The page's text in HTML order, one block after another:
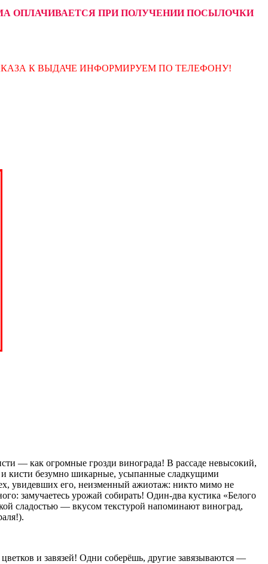
ОПЛАЧИВАЕТСЯ ПРИ ПОЛУЧЕНИИ ПОСЫЛОЧКИ
К ВЫДАЧЕ ИНФОРМИРУЕМ ПО ТЕЛЕФОНУ!
— как огромные грозди винограда! В рассаде невысокий,
и кисти безумно шикарные, усыпанные сладкущими
увидевших его, неизменный ажиотаж: никто мимо не
замучаетесь урожай собирать! Один-два кустика «Белого
сладостью — вкусом текстурой напоминают виноград,
и завязей! Одни соберёшь, другие завязываются —